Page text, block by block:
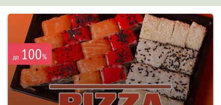
до 100%